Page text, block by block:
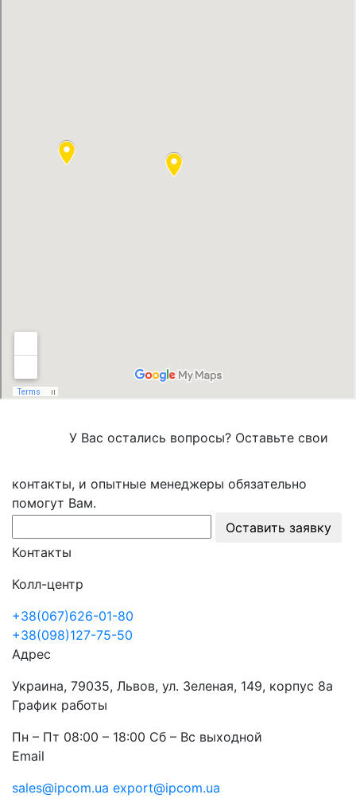
У Вас остались вопросы? Оставьте свои
контакты, и опытные менеджеры обязательно
помогут Вам.
Оставить заявку
Контакты
Колл-центр
+38(067)626-01-80
+38(098)127-75-50
Адрес
Украина, 79035, Львов, ул. Зеленая, 149, корпус 8а
График работы
Пн – Пт 08:00 – 18:00 Сб – Вс выходной
Email
sales@ipcom.ua export@ipcom.ua